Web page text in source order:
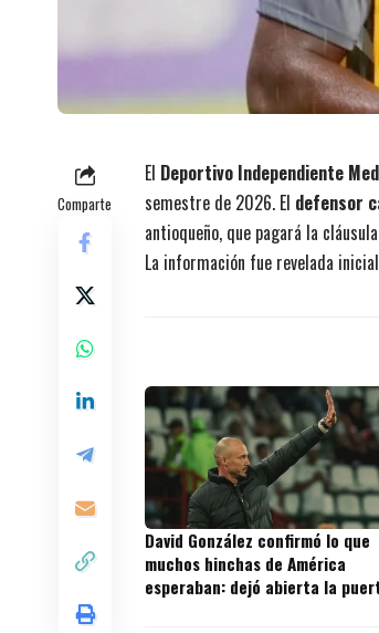
Comparte
El Deportivo Independiente
semestre de 2026. El defensor
antioqueño, que pagará la
La información fue revelada
David González confirmó lo que
muchos hinchas de América
esperaban: dejó abierta la